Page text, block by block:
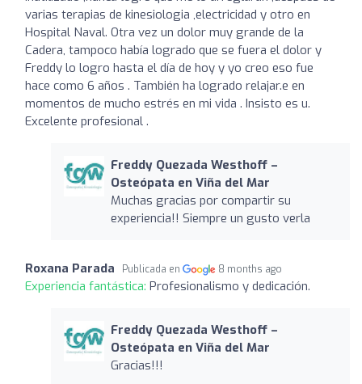
varias terapias de kinesiologia ,electricidad y otro en
Hospital Naval. Otra vez un dolor muy grande de la
Cadera, tampoco había logrado que se fuera el dolor y
Freddy lo logro hasta el día de hoy y yo creo eso fue
hace como 6 años . También ha logrado relajar.e en
momentos de mucho estrés en mi vida . Insisto es u.
Excelente profesional .
Freddy Quezada Westhoff –
Osteópata en Viña del Mar
Muchas gracias por compartir su
experiencia!! Siempre un gusto verla
Roxana Parada Publicada en 8 months ago
Experiencia fantástica: Profesionalismo y dedicación.
Freddy Quezada Westhoff –
Osteópata en Viña del Mar
Gracias!!!